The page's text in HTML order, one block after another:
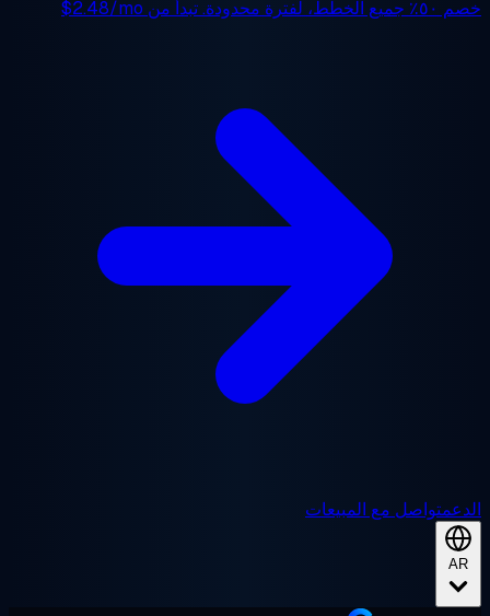
جميع الخطط، لفترة محدودة. تبدأ من$2.48/mo
مع المبيعات